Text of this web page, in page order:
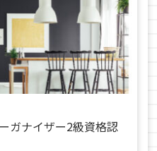
ガナイザー2級資格認